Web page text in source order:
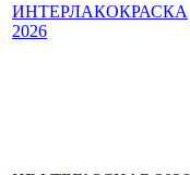
ИНТЕРЛАКОКРАСКА
2026